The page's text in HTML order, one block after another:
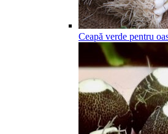
Ceapă verde pentru